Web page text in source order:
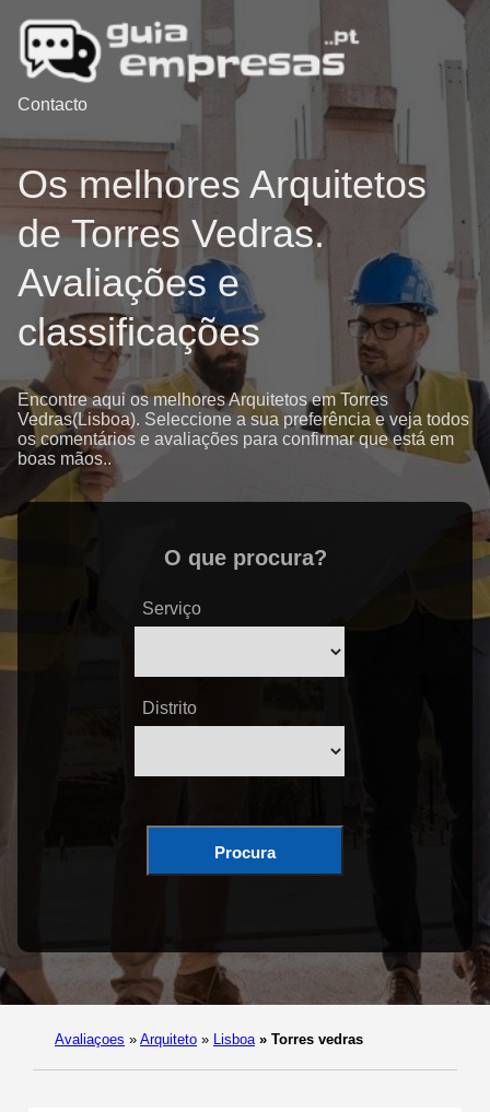
Contacto
Os melhores Arquitetos
de Torres Vedras.
Avaliações e
classificações
Encontre aqui os melhores Arquitetos em Torres
Vedras(Lisboa). Seleccione a sua preferência e veja todos
os comentários e avaliações para confirmar que está em
boas mãos..
O que procura?
Serviço
Distrito
Procura
Avaliaçoes » Arquiteto » Lisboa » Torres vedras